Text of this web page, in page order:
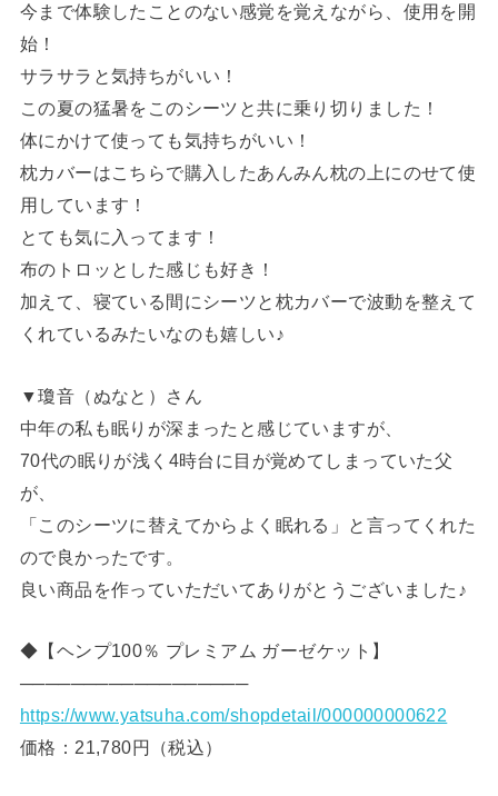
今まで体験したことのない感覚を覚えながら、使用を開
始！
サラサラと気持ちがいい！
この夏の猛暑をこのシーツと共に乗り切りました！
体にかけて使っても気持ちがいい！
枕カバーはこちらで購入したあんみん枕の上にのせて使
用しています！
とても気に入ってます！
布のトロッとした感じも好き！
加えて、寝ている間にシーツと枕カバーで波動を整えて
くれているみたいなのも嬉しい♪
▼瓊音（ぬなと）さん
中年の私も眠りが深まったと感じていますが、
70代の眠りが浅く4時台に目が覚めてしまっていた父
が、
「このシーツに替えてからよく眠れる」と言ってくれた
ので良かったです。
良い商品を作っていただいてありがとうございました♪
◆【ヘンプ100％ プレミアム ガーゼケット】
──────────────────
https://www.yatsuha.com/shopdetail/000000000622
価格：21,780円（税込）